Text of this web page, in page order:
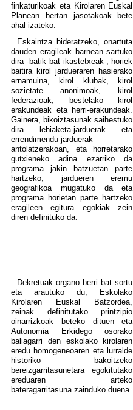
finkaturikoak eta Kirolaren Euskal
Planean bertan jasotakoak bete
ahal izateko.
Eskaintza bideratzeko, onartuta
dauden eragileak barnean sartuko
dira -batik bat ikastetxeak-, horiek
baitira kirol jardueraren hasierako
ernamuina, kirol klubak, kirol
sozietate anonimoak, kirol
federazioak, bestelako kirol
erakundeak eta herri-erakundeak.
Gainera, bikoiztasunak saihestuko
dira lehiaketa-jarduerak eta
errendimendu-jarduerak
antolatzerakoan, eta horretarako
gutxieneko adina ezarriko da
programa jakin batzuetan parte
hartzeko, jardueren eremu
geografikoa mugatuko da eta
programa horietan parte hartzeko
eragileen egitura egokiak zein
diren definituko da.
Dekretuak organo berri bat sortu
eta arautuko du, Eskolako
Kirolaren Euskal Batzordea,
zeinak definitutako printzipio
oinarrizkoak beteko dituen eta
Autonomia Erkidego osorako
baliagarri den eskolako kirolaren
eredu homogeneoaren eta lurralde
historiko bakoitzeko
bereizgarritasunetara egokitutako
ereduaren arteko
bateragarritasuna zainduko duena.